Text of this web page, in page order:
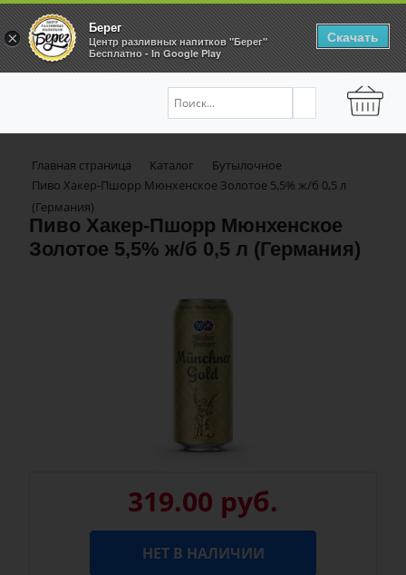
Главная страница Каталог
Бутылочное
Пиво Хакер-Пшорр Мюнхенское Золотое 5,5% ж/б 0,5 л
(Германия)
Пиво Хакер-Пшорр Мюнхенское
Золотое 5,5% ж/б 0,5 л (Германия)
319.00 руб.
НЕТ В НАЛИЧИИ
×
Берег
Центр разливных напитков "Берег"
Бесплатно - In Google Play
Скачать